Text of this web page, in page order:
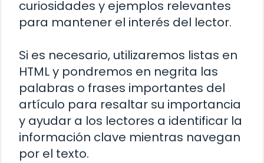
curiosidades y ejemplos relevantes
para mantener el interés del lector.
Si es necesario, utilizaremos listas en
HTML y pondremos en negrita las
palabras o frases importantes del
artículo para resaltar su importancia
y ayudar a los lectores a identificar la
información clave mientras navegan
por el texto.